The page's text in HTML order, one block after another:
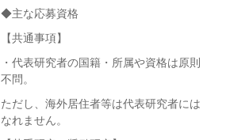
◆主な応募資格
【共通事項】
・代表研究者の国籍・所属や資格は原則
不問。
ただし、海外居住者等は代表研究者には
なれません。